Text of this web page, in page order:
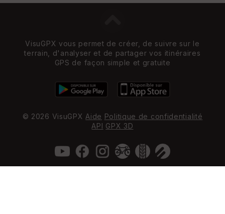
VisuGPX vous permet de créer, de suivre sur le
terrain, d'analyser et de partager vos itinéraires
GPS de façon simple et gratuite
© 2026 VisuGPX Aide Politique de confidentialité
API GPX 3D